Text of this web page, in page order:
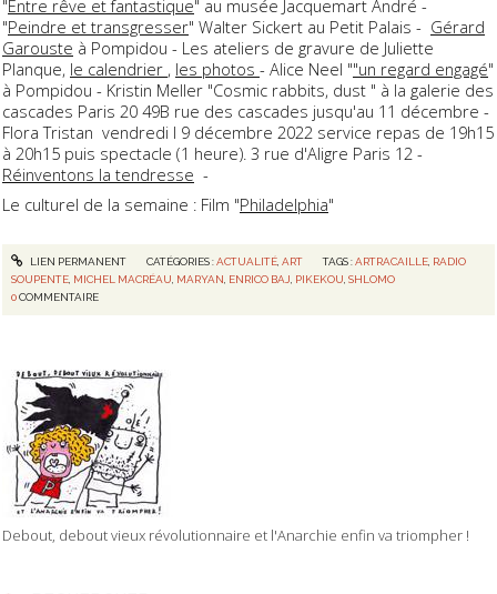
Debout, debout vieux révolutionnaire et l'Anarchie enfin va triompher !
"Entre rêve et fantastique" au musée Jacquemart André -
"Peindre et transgresser" Walter Sickert au Petit Palais - Gérard
Garouste à Pompidou - Les ateliers de gravure de Juliette
Planque, le calendrier , les photos - Alice Neel ""un regard engagé"
à Pompidou - Kristin Meller "Cosmic rabbits, dust " à la galerie des
cascades Paris 20 49B rue des cascades jusqu'au 11 décembre -
Flora Tristan vendredi I 9 décembre 2022 service repas de 19h15
à 20h15 puis spectacle (1 heure). 3 rue d'Aligre Paris 12 -
Réinventons la tendresse -
Le culturel de la semaine : Film "Philadelphia"
LIEN PERMANENT CATÉGORIES :ACTUALITÉ, ART TAGS :ARTRACAILLE, RADIO
SOUPENTE, MICHEL MACRÉAU, MARYAN, ENRICO BAJ, PIKEKOU,SHLOMO
0COMMENTAIRE